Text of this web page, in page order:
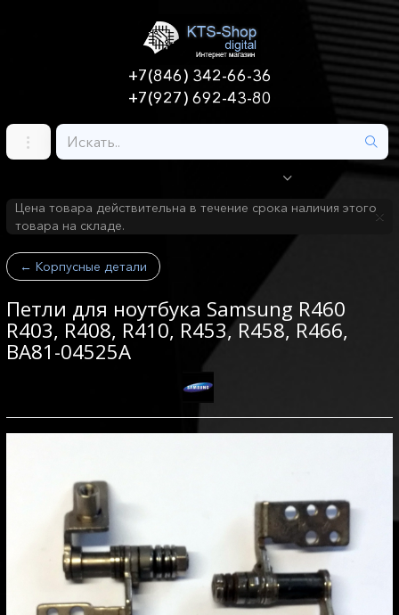
+7(846) 342-66-36
+7(927) 692-43-80
Цена товара действительна в течение срока наличия этого
товара на складе.
← Корпусные детали
Петли для ноутбука Samsung R460
R403, R408, R410, R453, R458, R466,
BA81-04525A